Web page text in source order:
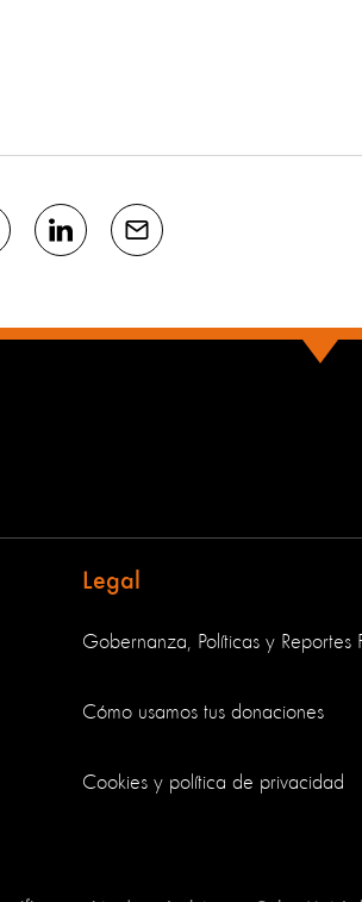
Legal
Gobernanza, Políticas y Reportes
Cómo usamos tus donaciones
Cookies y política de privacidad